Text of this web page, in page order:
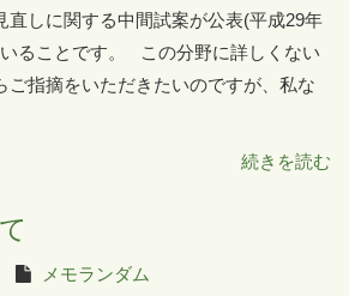
直しに関する中間試案が公表(平成29年
ることです。 この分野に詳しくない
ご指摘をいただきたいのですが、私な
続きを読む
メモランダム